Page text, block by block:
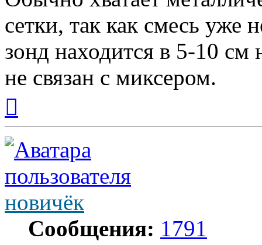
сетки, так как смесь
зонд находится в 5-10 см
не связан с миксером.
началу
новичёк
Сообщения: 1791